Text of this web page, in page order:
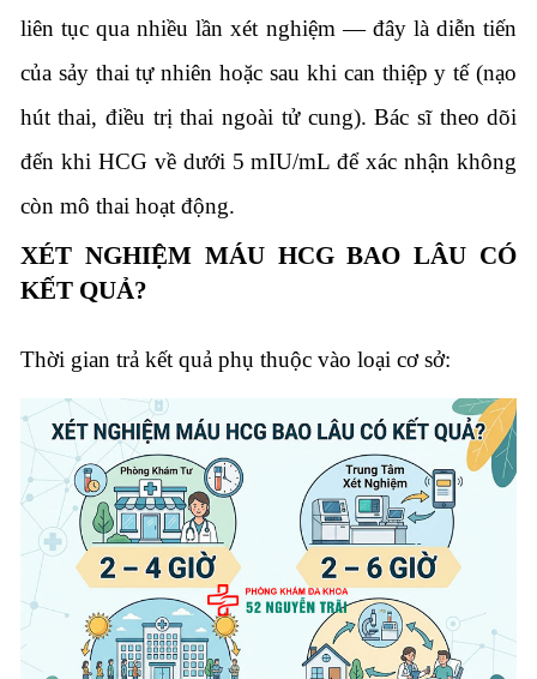
liên tục qua nhiều lần xét nghiệm — đây là diễn tiến
của sảy thai tự nhiên hoặc sau khi can thiệp y tế (nạo
hút thai, điều trị thai ngoài tử cung). Bác sĩ theo dõi
đến khi HCG về dưới 5 mIU/mL để xác nhận không
còn mô thai hoạt động.
XÉT NGHIỆM MÁU HCG BAO LÂU CÓ
KẾT QUẢ?
Thời gian trả kết quả phụ thuộc vào loại cơ sở: